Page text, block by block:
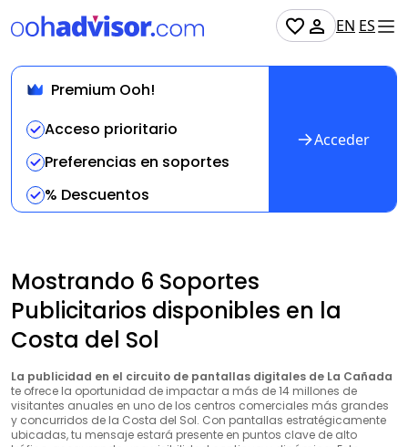
EN ES
Premium Ooh!
Acceso prioritario
Preferencias en soportes
% Descuentos
Acceder
Mostrando 6 Soportes
Publicitarios disponibles en la
Costa del Sol
La publicidad en el circuito de pantallas digitales de La Cañada
te ofrece la oportunidad de impactar a más de 14 millones de
visitantes anuales en uno de los centros comerciales más grandes
y concurridos de la Costa del Sol. Con pantallas estratégicamente
ubicadas, tu mensaje estará presente en puntos clave de alto